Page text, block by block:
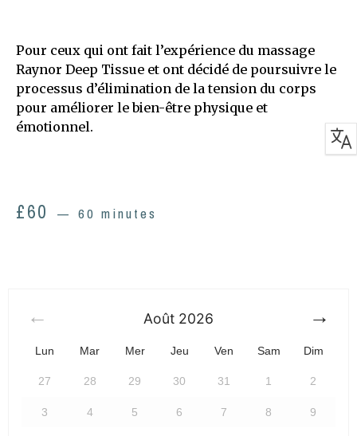
Pour ceux qui ont fait l’expérience du massage
Raynor Deep Tissue et ont décidé de poursuivre le
processus d’élimination de la tension du corps
pour améliorer le bien-être physique et
émotionnel.
£60 60 minutes
Août 2026
Lun Mar Mer Jeu Ven Sam Dim
27 28 29 30 31 1 2
3 4 5 6 7 8 9